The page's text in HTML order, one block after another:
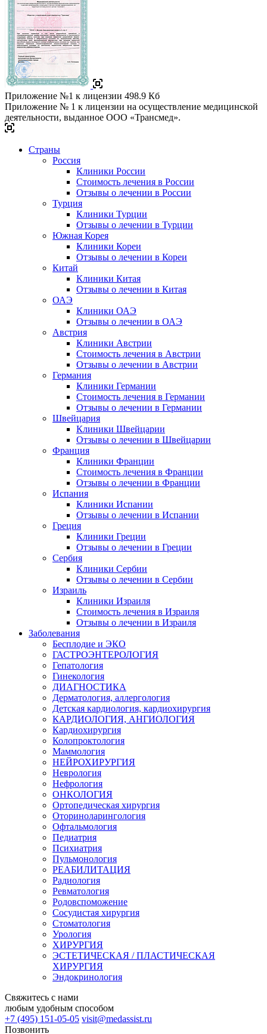
Приложение №1 к лицензии 498.9 Кб
Приложение № 1 к лицензии на осуществление медицинской
деятельности, выданное ООО «Трансмед».
Страны
Россия
Клиники России
Стоимость лечения в России
Отзывы о лечении в России
Турция
Клиники Турции
Отзывы о лечении в Турции
Южная Корея
Клиники Кореи
Отзывы о лечении в Кореи
Китай
Клиники Китая
Отзывы о лечении в Китая
ОАЭ
Клиники ОАЭ
Отзывы о лечении в ОАЭ
Австрия
Клиники Австрии
Стоимость лечения в Австрии
Отзывы о лечении в Австрии
Германия
Клиники Германии
Стоимость лечения в Германии
Отзывы о лечении в Германии
Швейцария
Клиники Швейцарии
Отзывы о лечении в Швейцарии
Франция
Клиники Франции
Стоимость лечения в Франции
Отзывы о лечении в Франции
Испания
Клиники Испании
Отзывы о лечении в Испании
Греция
Клиники Греции
Отзывы о лечении в Греции
Сербия
Клиники Сербии
Отзывы о лечении в Сербии
Израиль
Клиники Израиля
Стоимость лечения в Израиля
Отзывы о лечении в Израиля
Заболевания
Бесплодие и ЭКО
ГАСТРОЭНТЕРОЛОГИЯ
Гепатология
Гинекология
ДИАГНОСТИКА
Дерматология, аллергология
Детская кардиология, кардиохирургия
КАРДИОЛОГИЯ, АНГИОЛОГИЯ
Кардиохирургия
Колопроктология
Маммология
НЕЙРОХИРУРГИЯ
Неврология
Нефрология
ОНКОЛОГИЯ
Ортопедическая хирургия
Оториноларингология
Офтальмология
Педиатрия
Психиатрия
Пульмонология
РЕАБИЛИТАЦИЯ
Радиология
Ревматология
Родовспоможение
Сосудистая хирургия
Стоматология
Урология
ХИРУРГИЯ
ЭСТЕТИЧЕСКАЯ / ПЛАСТИЧЕСКАЯ
ХИРУРГИЯ
Эндокринология
Свяжитесь с нами
любым удобным способом
+7 (495) 151-05-05 visit@medassist.ru
Позвонить